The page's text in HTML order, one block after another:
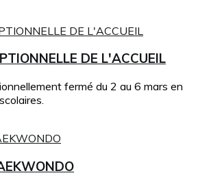
DE L'ACCUEIL
fermé du 2 au 6 mars en